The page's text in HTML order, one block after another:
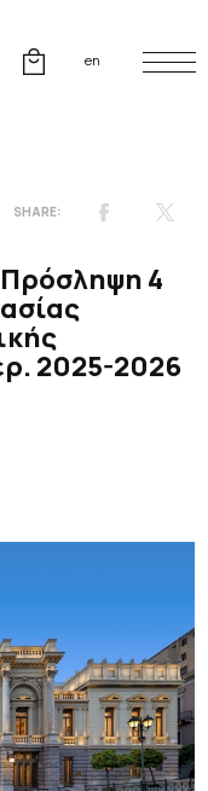
en
Πρόσληψη 4
2025-2026